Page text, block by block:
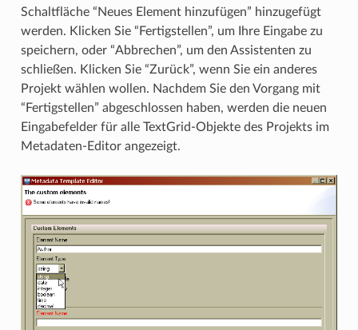
Schaltfläche “Neues Element hinzufügen” hinzugefügt
werden. Klicken Sie “Fertigstellen”, um Ihre Eingabe zu
speichern, oder “Abbrechen”, um den Assistenten zu
schließen. Klicken Sie “Zurück”, wenn Sie ein anderes
Projekt wählen wollen. Nachdem Sie den Vorgang mit
“Fertigstellen” abgeschlossen haben, werden die neuen
Eingabefelder für alle TextGrid-Objekte des Projekts im
Metadaten-Editor angezeigt.